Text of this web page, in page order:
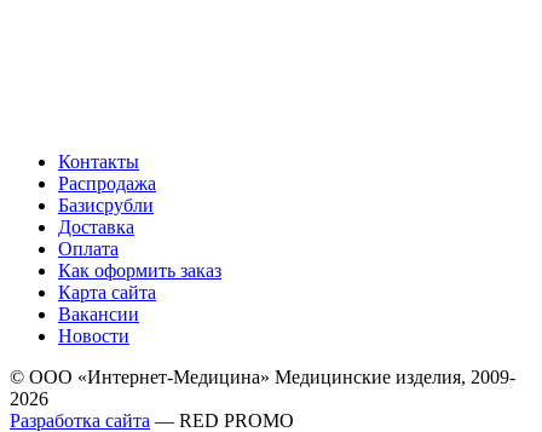
Контакты
Распродажа
Базисрубли
Доставка
Оплата
Как оформить заказ
Карта сайта
Вакансии
Новости
© ООО «Интернет-Медицина» Медицинские изделия, 2009-
2026
Разработка сайта — RED PROMO